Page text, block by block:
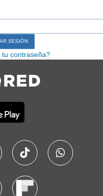
tu contraseña?